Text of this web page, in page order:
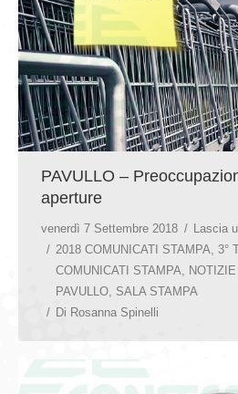
PAVULLO –
aperture
venerdì 7 Settembre 2018
Lascia
2018 COMUNICATI STAMPA
3°
COMUNICATI STAMPA
PAVULLO SALA STAMPA
Di Rosanna Spinelli